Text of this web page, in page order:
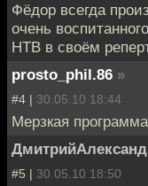
Фёдор всегда
очень
НТВ в своём
prosto_phil.86 »
#4 | 30.05.10 18:44
Мерзкая
#5 | 30.05.10 18:50